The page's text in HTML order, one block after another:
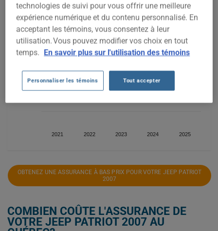
2021 2022 2023 2024 2025
400$
500$
OBTENEZ UNE ASSURANCE À BAS PRIX POUR VOTRE JEEP PATRIOT
2007
COMBIEN COÛTE L'ASSURANCE DE
VOTRE JEEP PATRIOT 2007 AU
technologies de suivi pour vous offrir une meilleure
expérience numérique et du contenu personnalisé. En
acceptant les témoins, vous consentez à leur
utilisation. Vous pouvez modifier vos choix en tout
temps. En savoir plus sur l'utilisation des témoins
Personnaliser les témoins Tout accepter